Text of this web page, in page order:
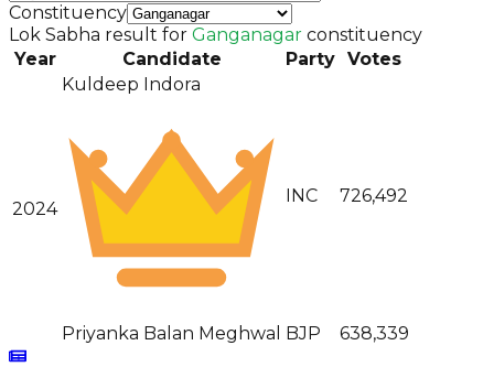
Constituency
Lok Sabha result for Ganganagar constituency
Year
Candidate Party Votes
2024
Kuldeep Indora
INC 726,492
Priyanka Balan Meghwal BJP 638,339